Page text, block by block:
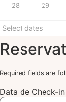
28
29
Select dates
Required fields are
Data de Check-in